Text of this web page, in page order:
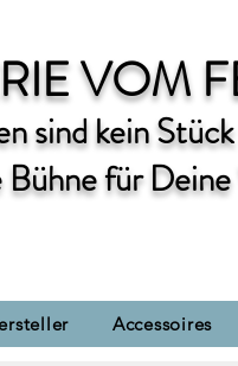
VOM
sind kein
Bühne für
Accessoires